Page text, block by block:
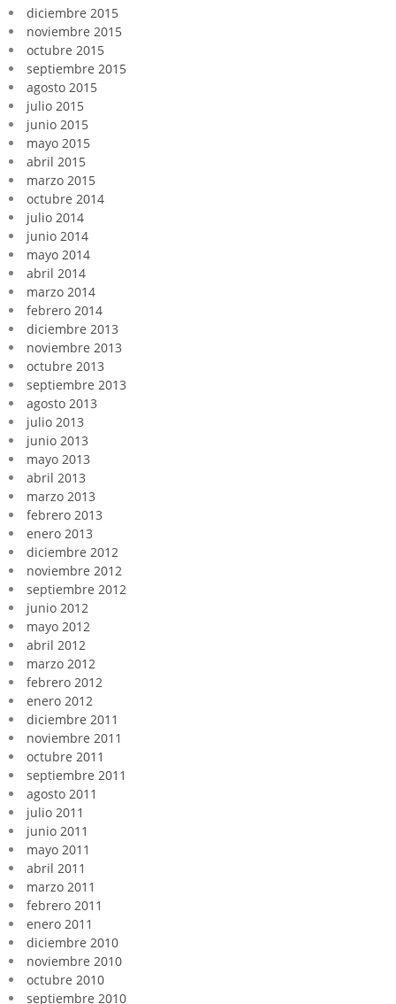
diciembre 2015
noviembre 2015
octubre 2015
septiembre 2015
agosto 2015
julio 2015
junio 2015
mayo 2015
abril 2015
marzo 2015
octubre 2014
julio 2014
junio 2014
mayo 2014
abril 2014
marzo 2014
febrero 2014
diciembre 2013
noviembre 2013
octubre 2013
septiembre 2013
agosto 2013
julio 2013
junio 2013
mayo 2013
abril 2013
marzo 2013
febrero 2013
enero 2013
diciembre 2012
noviembre 2012
septiembre 2012
junio 2012
mayo 2012
abril 2012
marzo 2012
febrero 2012
enero 2012
diciembre 2011
noviembre 2011
octubre 2011
septiembre 2011
agosto 2011
julio 2011
junio 2011
mayo 2011
abril 2011
marzo 2011
febrero 2011
enero 2011
diciembre 2010
noviembre 2010
octubre 2010
septiembre 2010